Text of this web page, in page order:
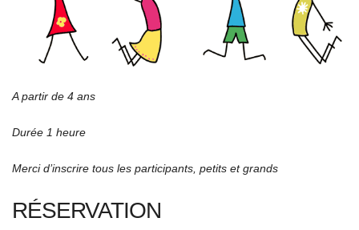
A partir de 4 ans
Durée 1 heure
Merci d’inscrire tous les participants, petits et grands
RÉSERVATION